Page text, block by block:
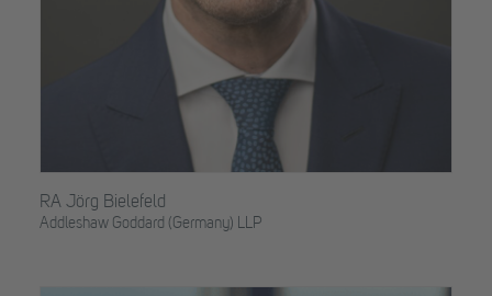
RA Jörg Bielefeld
Addleshaw Goddard (Germany) LLP